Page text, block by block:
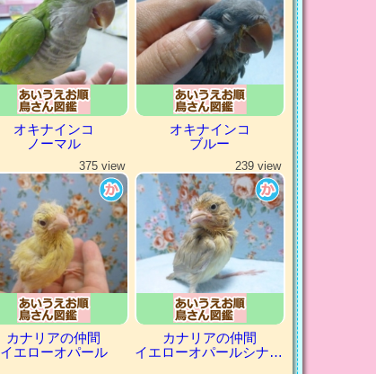
オキナインコ
ノーマル
オキナインコ
ブルー
375 view
カナリアの仲間
イエローオパール
239 view
カナリアの仲間
イエローオパールシナモン